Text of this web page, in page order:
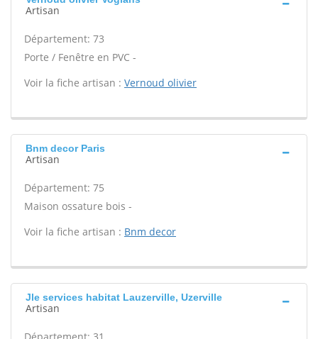
Artisan
Département: 73
Porte / Fenêtre en PVC -
Voir la fiche artisan : Vernoud olivier
Bnm decor Paris
Artisan
Département: 75
Maison ossature bois -
Voir la fiche artisan : Bnm decor
Jle services habitat Lauzerville, Uzerville
Artisan